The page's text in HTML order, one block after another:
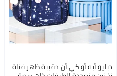
دبليو أيه أو كي أن حقيبة ظهر فتاة